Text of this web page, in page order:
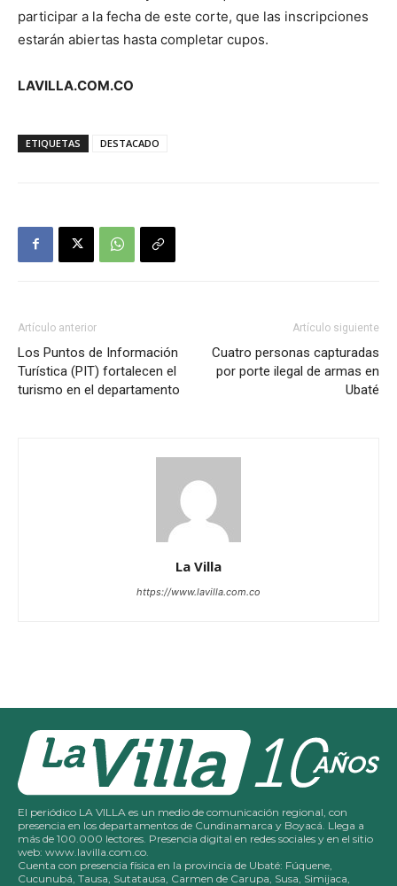
participar a la fecha de este corte, que las inscripciones
estarán abiertas hasta completar cupos.
LAVILLA.COM.CO
ETIQUETAS DESTACADO
Artículo anterior
Los Puntos de Información
Turística (PIT) fortalecen el
turismo en el departamento
Artículo siguiente
Cuatro personas capturadas
por porte ilegal de armas en
Ubaté
La Villa
https://www.lavilla.com.co
El periódico LA VILLA es un medio de comunicación regional, con
presencia en los departamentos de Cundinamarca y Boyacá. Llega a
más de 100.000 lectores. Presencia digital en redes sociales y en el sitio
web: www.lavilla.com.co.
Cuenta con presencia física en la provincia de Ubaté: Fúquene,
Cucunubá, Tausa, Sutatausa, Carmen de Carupa, Susa, Simijaca,